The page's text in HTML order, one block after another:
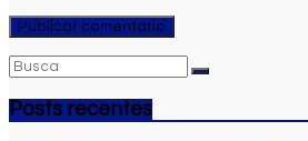
Posts recentes